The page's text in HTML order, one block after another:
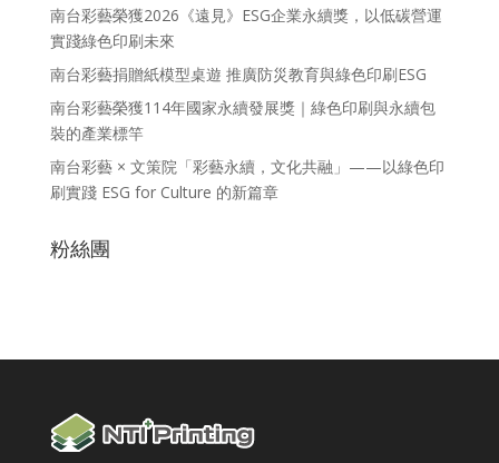
南台彩藝榮獲2026《遠見》ESG企業永續獎，以低碳營運
實踐綠色印刷未來
南台彩藝捐贈紙模型桌遊 推廣防災教育與綠色印刷ESG
南台彩藝榮獲114年國家永續發展獎｜綠色印刷與永續包
裝的產業標竿
南台彩藝 × 文策院「彩藝永續，文化共融」——以綠色印
刷實踐 ESG for Culture 的新篇章
粉絲團